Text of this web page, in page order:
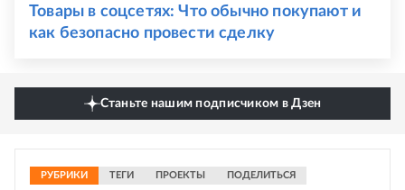
Товары в соцсетях: Что обычно покупают и
как безопасно провести сделку
Станьте нашим подписчиком в Дзен
РУБРИКИ ТЕГИ ПРОЕКТЫ ПОДЕЛИТЬСЯ